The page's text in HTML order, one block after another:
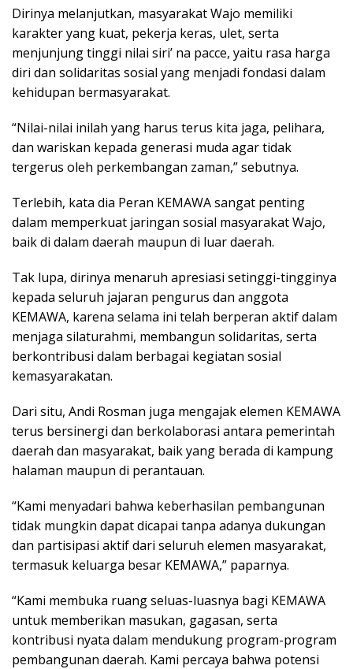
Dirinya melanjutkan, masyarakat Wajo memiliki
karakter yang kuat, pekerja keras, ulet, serta
menjunjung tinggi nilai siri’ na pacce, yaitu rasa harga
diri dan solidaritas sosial yang menjadi fondasi dalam
kehidupan bermasyarakat.
“Nilai-nilai inilah yang harus terus kita jaga, pelihara,
dan wariskan kepada generasi muda agar tidak
tergerus oleh perkembangan zaman,” sebutnya.
Terlebih, kata dia Peran KEMAWA sangat penting
dalam memperkuat jaringan sosial masyarakat Wajo,
baik di dalam daerah maupun di luar daerah.
Tak lupa, dirinya menaruh apresiasi setinggi-tingginya
kepada seluruh jajaran pengurus dan anggota
KEMAWA, karena selama ini telah berperan aktif dalam
menjaga silaturahmi, membangun solidaritas, serta
berkontribusi dalam berbagai kegiatan sosial
kemasyarakatan.
Dari situ, Andi Rosman juga mengajak elemen KEMAWA
terus bersinergi dan berkolaborasi antara pemerintah
daerah dan masyarakat, baik yang berada di kampung
halaman maupun di perantauan.
“Kami menyadari bahwa keberhasilan pembangunan
tidak mungkin dapat dicapai tanpa adanya dukungan
dan partisipasi aktif dari seluruh elemen masyarakat,
termasuk keluarga besar KEMAWA,” paparnya.
“Kami membuka ruang seluas-luasnya bagi KEMAWA
untuk memberikan masukan, gagasan, serta
kontribusi nyata dalam mendukung program-program
pembangunan daerah. Kami percaya bahwa potensi